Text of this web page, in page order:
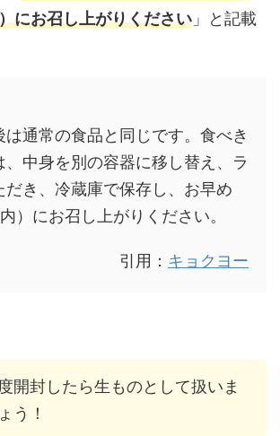
にお召し上がりください 」と記載
通常の食品と同じです。食べき
、中身を別の容器に移し替え、ラ
だき、冷蔵庫で保存し、お早め
）にお召し上がりください。
引用： キョクヨー
開封したら生ものとして扱いま
う！